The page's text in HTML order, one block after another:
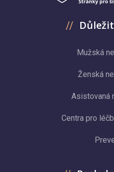
Mužská
Ženská
Asistovaná
Centra pro